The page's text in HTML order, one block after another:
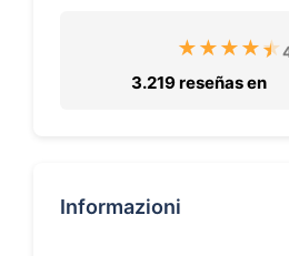
★★★★★
3.219 reseñas en
Informazioni